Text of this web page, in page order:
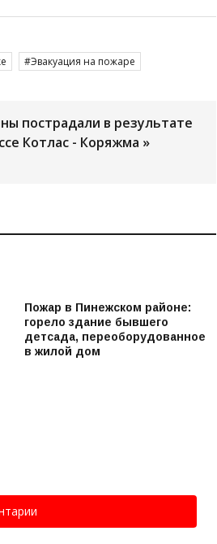
Эвакуация на пожаре
пострадали в результате
Котлас - Коряжма »
Пожар в Пинежском районе:
горело здание бывшего
детсада, переоборудованное
в жилой дом